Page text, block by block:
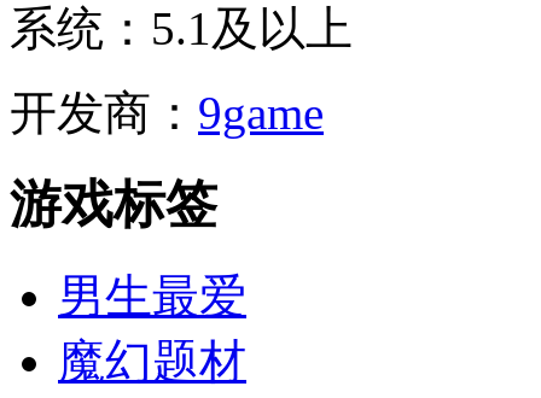
系统： 5.1及以上
开发商： 9game
游戏标签
男生最爱
魔幻题材